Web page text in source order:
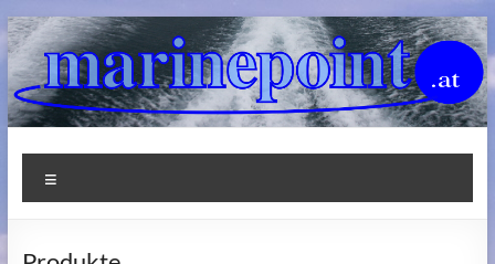
Zum
Inhalt
springen
Marinepoint